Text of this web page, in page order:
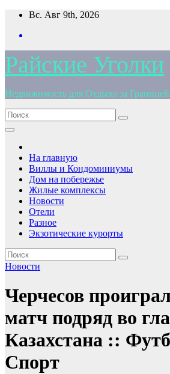
Перейти
содержимому
Вс. Авг 9th, 2026
Райские Уголки
Недвижимость для Отдыха за Границей
На главную
Виллы и Кондоминиумы
Дом на побережье
Жилые комплексы
Новости
Отели
Разное
Экзотические курорты
Новости
Черчесов
матч подряд во
Казахстана ::
Спорт